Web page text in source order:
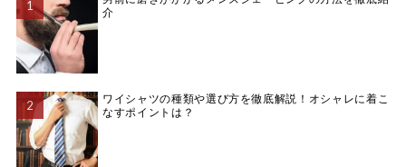
介
ワイシャツの種類や選び方を徹底解説！オシャレに着こ
なすポイントは？